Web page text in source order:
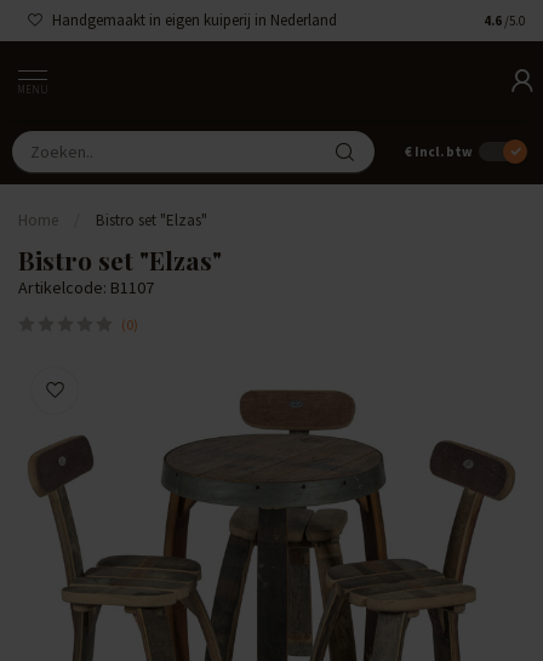
Handgemaakt in eigen kuiperij in Nederland 4.6 /5.0
MENU
€ Incl. btw
Home Bistro set "Elzas"
Bistro set "Elzas"
Artikelcode: B1107
(0)